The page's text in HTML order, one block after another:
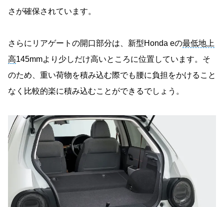
さが確保されています。
さらにリアゲートの開口部分は、新型Honda eの最低地上
高145mmより少しだけ高いところに位置しています。そ
のため、重い荷物を積み込む際でも腰に負担をかけること
なく比較的楽に積み込むことができるでしょう。